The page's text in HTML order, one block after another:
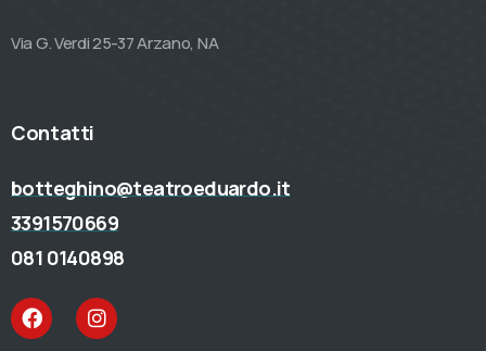
Via G. Verdi 25-37 Arzano, NA
Contatti
botteghino@teatroeduardo.it
3391570669
081 0140898